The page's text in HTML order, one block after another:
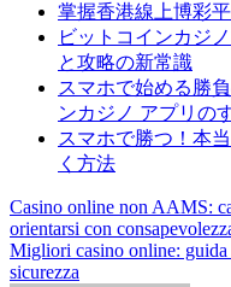
掌握香港線上博彩
ビットコインカジ
と攻略の新常識
スマホで始める勝
ンカジノ アプリの
スマホで勝つ！本
く方法
Post
navigation
Casino online non AAMS:
orientarsi con
Migliori casino online: guida
sicurezza